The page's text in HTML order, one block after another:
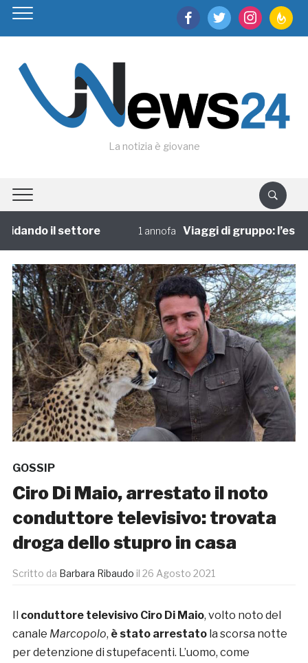
facebooktwitter instagram
La notizia è giovane
il settore 1 annofa Viaggi di gruppo:
GOSSIP
Ciro Di Maio, arrestato il noto
conduttore televisivo: trovata
droga dello stupro in casa
Scritto da Barbara Ribaudo il 26 Agosto 2021
Il conduttore televisivo Ciro Di Maio, volto noto del
canale Marcopolo, è stato arrestatola scorsa notte
per detenzione di stupefacenti. L’uomo, come